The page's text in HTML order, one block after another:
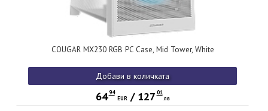
COUGAR MX230 RGB PC Case, Mid Tower, White
Добави в количката
64 94
EUR/ 127 01
лв